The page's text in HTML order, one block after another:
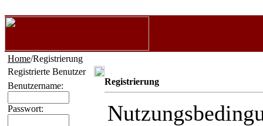
Home/Registrierung
Registrierte Benutzer
Benutzername:
Passwort:
Registrierung